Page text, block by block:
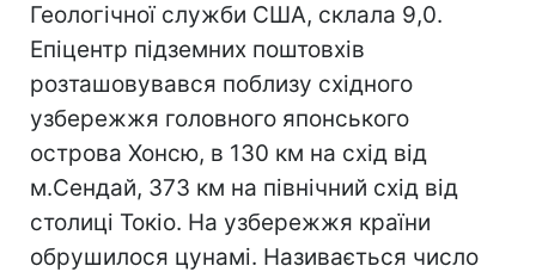
Геологічної служби США, склала 9,0.
Епіцентр підземних поштовхів
розташовувався поблизу східного
узбережжя головного японського
острова Хонсю, в 130 км на схід від
м.Сендай, 373 км на північний схід від
столиці Токіо. На узбережжя країни
обрушилося цунамі. Називається число